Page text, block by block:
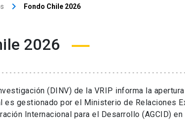
keyboard_arrow_right Fondo Chile 2026
2026
(DINV) de la VRIP informa la
es gestionado por el Ministerio de Relaciones
Internacional para el Desarrollo (AGCID)